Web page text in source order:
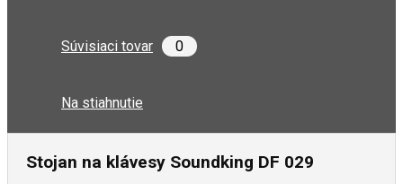
Súvisiaci tovar 0
Na stiahnutie
Stojan na klávesy Soundking DF 029